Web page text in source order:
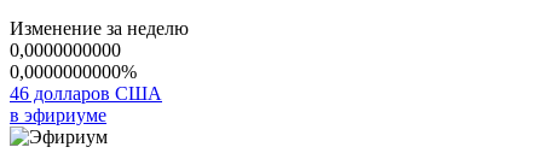
Изменение за неделю
0,0000000000
0,0000000000%
46 долларов США
в эфириуме